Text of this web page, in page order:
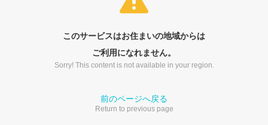
このサービスはお住まいの地域からは
ご利用になれません。
Sorry! This content is not available in your region.
前のページへ戻る
Return to previous page